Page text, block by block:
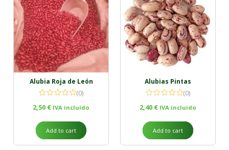
Alubia Roja de León
(0)
2,50 € IVA incluido
Add to cart
Alubias Pintas
(0)
2,40 € IVA incluido
Add to cart